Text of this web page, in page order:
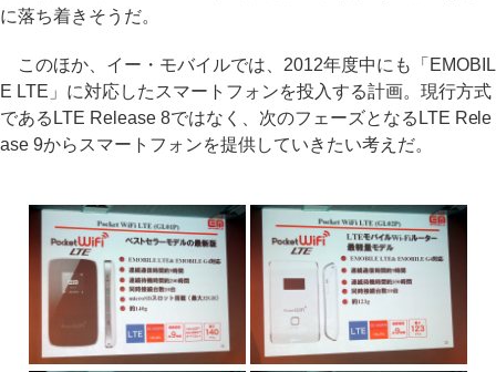
に落ち着きそうだ。
このほか、イー・モバイルでは、2012年度中にも「EMOBIL
E LTE」に対応したスマートフォンを投入する計画。現行方式
であるLTE Release 8ではなく、次のフェーズとなるLTE Rele
ase 9からスマートフォンを提供していきたい考えだ。